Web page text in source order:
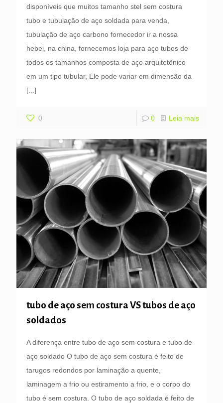
disponíveis que muitos tamanho stel sem costura
tubo e tubulação de aço soldada para venda,
tubulação de aço carbono fornecedor ir a nossa
hebei, na china, fornecemos loja para aço tubos de
todos os tamanhos composta de aço arquitetônico
em um tipo tubular, Ele pode variar em dimensão da
[...]
0 0 Leia mais
tubo de aço sem costura VS tubos de aço
soldados
A diferença entre tubo de aço sem costura e tubo de
aço soldado O tubo de aço sem costura é feito de
tarugos redondos por laminação a quente,
laminagem a frio ou estiramento a frio, e o corpo do
tubo é sem costura. O tubo de aço soldada é feito de